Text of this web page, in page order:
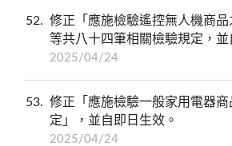
52
修正「應施檢驗遙控無人機商品
等共八十四筆相關檢驗規定，並
2025/04/24
53
修正「應施檢驗一般家用電器
定」，並自即日生效。
2025/04/24